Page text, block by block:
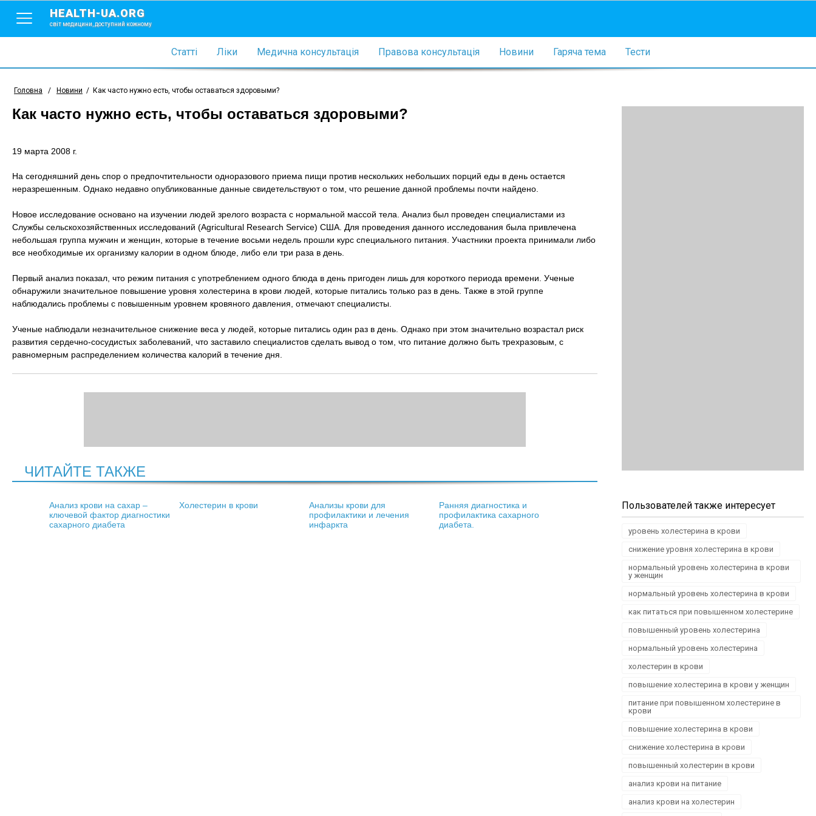
HEALTH-UA.ORG
світ медицини, доступний кожному
Статті Ліки Медична консультація Правова консультація Новини Гаряча тема Тести
Головна / Новини / Как часто нужно есть, чтобы оставаться здоровыми?
Как часто нужно есть, чтобы оставаться здоровыми?
19 марта 2008 г.
На сегодняшний день спор о предпочтительности одноразового приема пищи против нескольких небольших порций еды в день остается
неразрешенным. Однако недавно опубликованные данные свидетельствуют о том, что решение данной проблемы почти найдено.
Новое исследование основано на изучении людей зрелого возраста с нормальной массой тела. Анализ был проведен специалистами из
Службы сельскохозяйственных исследований (Agricultural Research Service) США. Для проведения данного исследования была привлечена
небольшая группа мужчин и женщин, которые в течение восьми недель прошли курс специального питания. Участники проекта принимали либо
все необходимые их организму калории в одном блюде, либо ели три раза в день.
Первый анализ показал, что режим питания с употреблением одного блюда в день пригоден лишь для короткого периода времени. Ученые
обнаружили значительное повышение уровня холестерина в крови людей, которые питались только раз в день. Также в этой группе
наблюдались проблемы с повышенным уровнем кровяного давления, отмечают специалисты.
Ученые наблюдали незначительное снижение веса у людей, которые питались один раз в день. Однако при этом значительно возрастал риск
развития сердечно-сосудистых заболеваний, что заставило специалистов сделать вывод о том, что питание должно быть трехразовым, с
равномерным распределением количества калорий в течение дня.
ЧИТАЙТЕ ТАКЖЕ
Анализ крови на сахар –
ключевой фактор диагностики
сахарного диабета
Холестерин в крови
Анализы крови для
профилактики и лечения
инфаркта
Ранняя диагностика и
профилактика сахарного
диабета.
Пользователей также интересует
уровень холестерина в крови
снижение уровня холестерина в крови
нормальный уровень холестерина в крови
у женщин
нормальный уровень холестерина в крови
как питаться при повышенном холестерине
повышенный уровень холестерина
нормальный уровень холестерина
холестерин в крови
повышение холестерина в крови у женщин
питание при повышенном холестерине в
крови
повышение холестерина в крови
снижение холестерина в крови
повышенный холестерин в крови
анализ крови на питание
анализ крови на холестерин